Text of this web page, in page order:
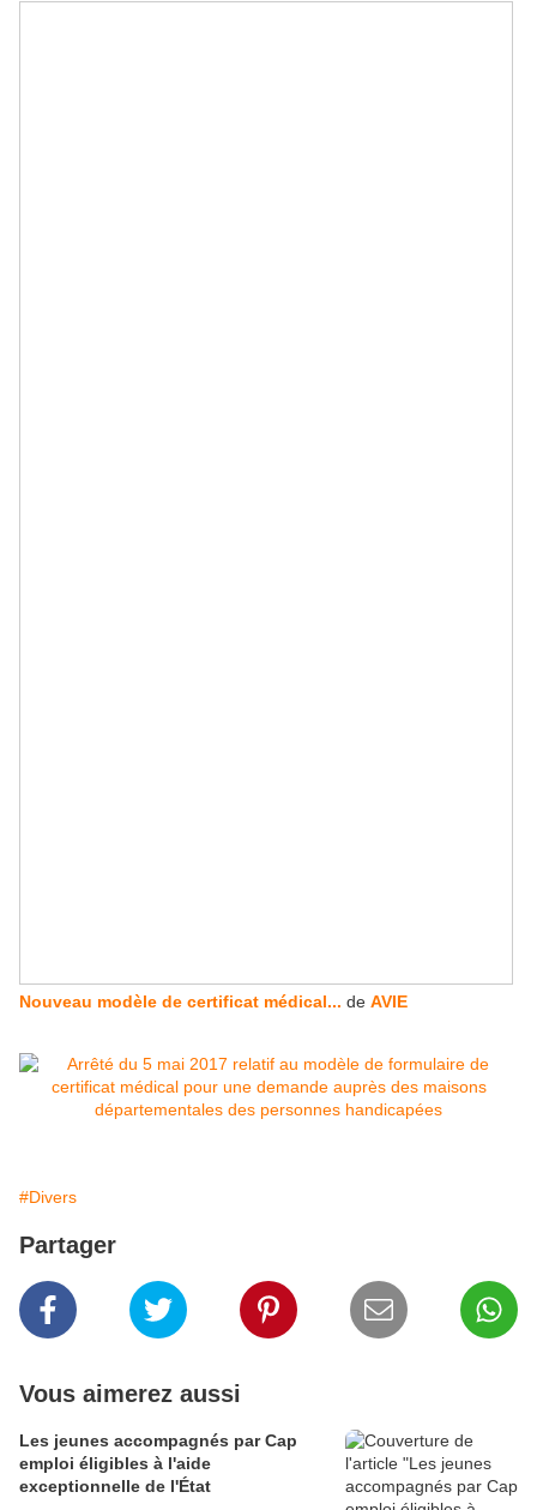
Nouveau modèle de certificat médical... de AVIE
#Divers
Partager
Vous aimerez aussi
Les jeunes accompagnés par Cap
emploi éligibles à l'aide
exceptionnelle de l'État